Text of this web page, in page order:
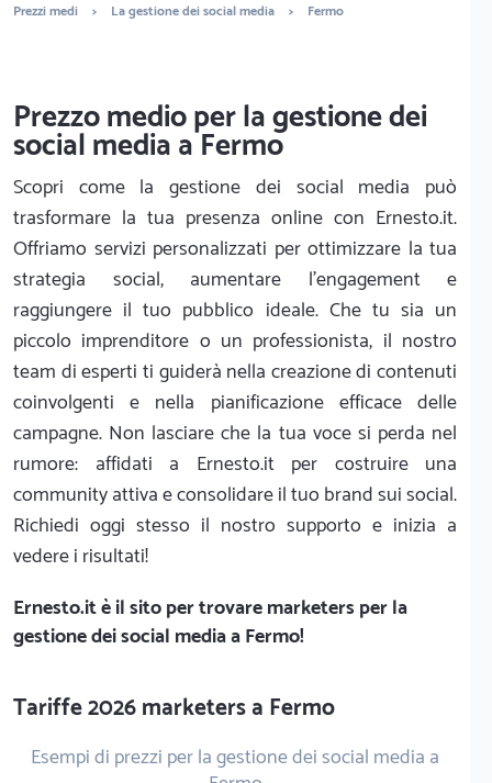
Prezzi medi > La gestione dei social media > Fermo
Prezzo medio per la gestione dei
social media a Fermo
Scopri come la gestione dei social media può
trasformare la tua presenza online con Ernesto.it.
Offriamo servizi personalizzati per ottimizzare la tua
strategia social, aumentare l'engagement e
raggiungere il tuo pubblico ideale. Che tu sia un
piccolo imprenditore o un professionista, il nostro
team di esperti ti guiderà nella creazione di contenuti
coinvolgenti e nella pianificazione efficace delle
campagne. Non lasciare che la tua voce si perda nel
rumore: affidati a Ernesto.it per costruire una
community attiva e consolidare il tuo brand sui social.
Richiedi oggi stesso il nostro supporto e inizia a
vedere i risultati!
Ernesto.itè il sito per trovare marketers per la
gestione dei social media a Fermo!
Tariffe 2026 marketers a Fermo
Esempi di prezzi per la gestione dei social media a